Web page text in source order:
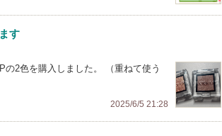
す
2色を購入しました。 （重ねて使う
2025/6/5 21:28